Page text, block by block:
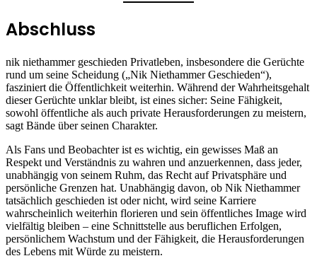
Abschluss
nik niethammer geschieden Privatleben, insbesondere die Gerüchte
rund um seine Scheidung („Nik Niethammer Geschieden“),
fasziniert die Öffentlichkeit weiterhin. Während der Wahrheitsgehalt
dieser Gerüchte unklar bleibt, ist eines sicher: Seine Fähigkeit,
sowohl öffentliche als auch private Herausforderungen zu meistern,
sagt Bände über seinen Charakter.
Als Fans und Beobachter ist es wichtig, ein gewisses Maß an
Respekt und Verständnis zu wahren und anzuerkennen, dass jeder,
unabhängig von seinem Ruhm, das Recht auf Privatsphäre und
persönliche Grenzen hat. Unabhängig davon, ob Nik Niethammer
tatsächlich geschieden ist oder nicht, wird seine Karriere
wahrscheinlich weiterhin florieren und sein öffentliches Image wird
vielfältig bleiben – eine Schnittstelle aus beruflichen Erfolgen,
persönlichem Wachstum und der Fähigkeit, die Herausforderungen
des Lebens mit Würde zu meistern.